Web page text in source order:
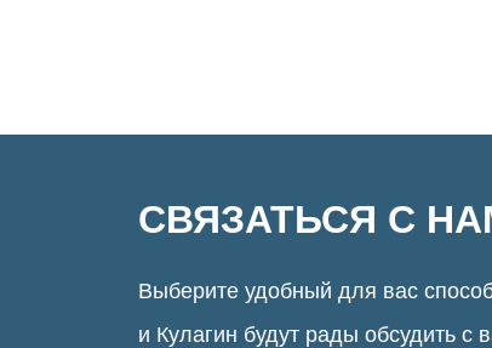
СВЯЗАТЬСЯ С
Выберите удобный для вас
и Кулагин будут рады обсудить